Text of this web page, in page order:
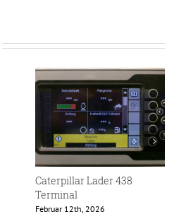
Caterpillar Lader 438
Terminal
Februar 12th, 2026